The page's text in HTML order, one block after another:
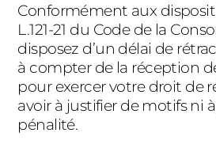
Conformément aux
L.121-21 du Code de la
disposez d’un délai de
à compter de la réception
pour exercer votre droit de
avoir à justifier de motifs ni
pénalité.